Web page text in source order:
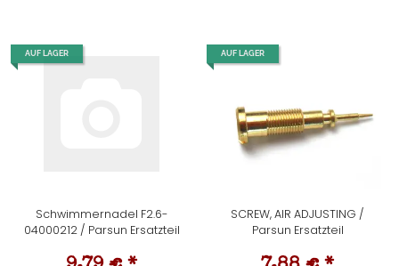
AUF LAGER
Schwimmernadel F2.6-
04000212 / Parsun Ersatzteil
AUF LAGER
SCREW, AIR ADJUSTING /
Parsun Ersatzteil